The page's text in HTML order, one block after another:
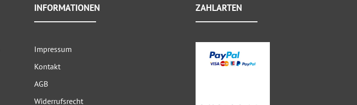
INFORMATIONEN
Impressum
Kontakt
AGB
Widerrufsrecht
ZAHLARTEN